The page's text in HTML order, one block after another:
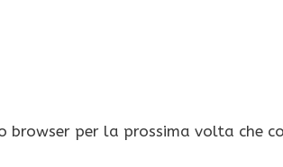
browser per la prossima volta che